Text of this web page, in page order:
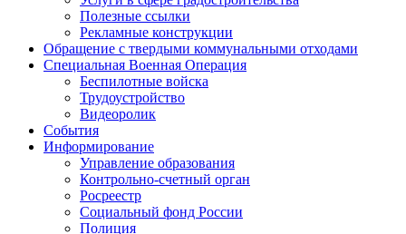
Полезные ссылки
Рекламные конструкции
Обращение с твердыми коммунальными отходами
Специальная Военная Операция
Беспилотные войска
Трудоустройство
Видеоролик
События
Информирование
Управление образования
Контрольно-счетный орган
Росреестр
Социальный фонд России
Полиция